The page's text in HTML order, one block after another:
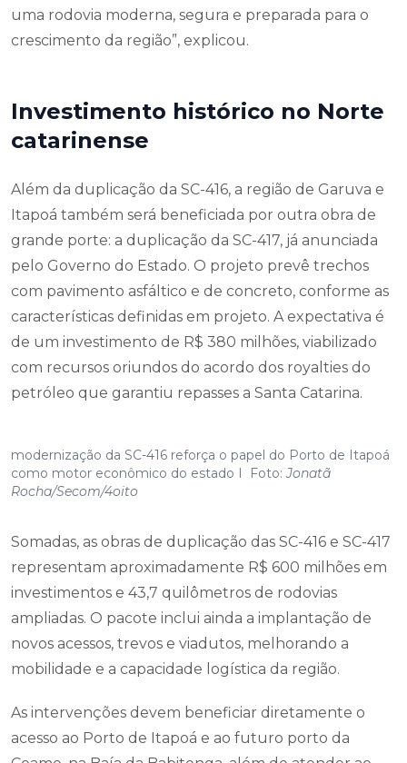
uma rodovia moderna, segura e preparada para o
crescimento da região”, explicou.
Investimento histórico no Norte
catarinense
Além da duplicação da SC-416, a região de Garuva e
Itapoá também será beneficiada por outra obra de
grande porte: a duplicação da SC-417, já anunciada
pelo Governo do Estado. O projeto prevê trechos
com pavimento asfáltico e de concreto, conforme as
características definidas em projeto. A expectativa é
de um investimento de R$ 380 milhões, viabilizado
com recursos oriundos do acordo dos royalties do
petróleo que garantiu repasses a Santa Catarina.
modernização da SC-416 reforça o papel do Porto de Itapoá
como motor econômico do estado I Foto:Jonatã
Rocha/Secom/4oito
Somadas, as obras de duplicação das SC-416 e SC-417
representam aproximadamente R$ 600 milhões em
investimentos e 43,7 quilômetros de rodovias
ampliadas. O pacote inclui ainda a implantação de
novos acessos, trevos e viadutos, melhorando a
mobilidade e a capacidade logística da região.
As intervenções devem beneficiar diretamente o
acesso ao Porto de Itapoá e ao futuro porto da